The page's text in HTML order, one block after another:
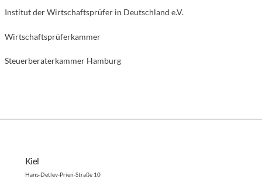
Institut der Wirtschaftsprüfer in Deutschland e.V.
Wirtschaftsprüferkammer
Steuerberaterkammer Hamburg
Kiel
Hans-Detlev-Prien-Straße 10